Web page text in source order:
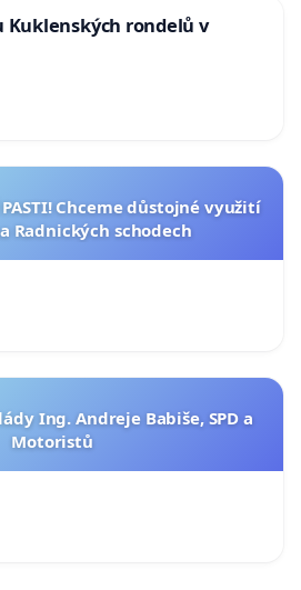
Kuklenských rondelů v
PASTI! Chceme důstojné využití
Radnických schodech
Ing. Andreje Babiše, SPD a
Motoristů